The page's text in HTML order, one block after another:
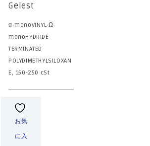
Gelest
α-monoVINYL-Ω-
monoHYDRIDE
TERMINATED
POLYDIMETHYLSILOXAN
E, 150-250 cSt
お気
に入